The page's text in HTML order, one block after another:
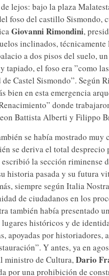
lejos: bajo la plaza
foso del castillo Sismondo,
Giovanni Rimondini,
inclinados, técnicamente
a dos pisos del suelo,
tapiado, el foso era ”como
Castel Sismondo”. Según
bien en esta emergencia
donde
Battista Alberti y Filippo
se había mostrado
se deriva el total
la sección riminense
historia pasada y su futura
siempre según Italia
de ciudadanos en los
también había presentado
históricos y de
apoyadas por historiadores,
Y antes, ya en
ministro de Cultura,Dario
por una prohibición de